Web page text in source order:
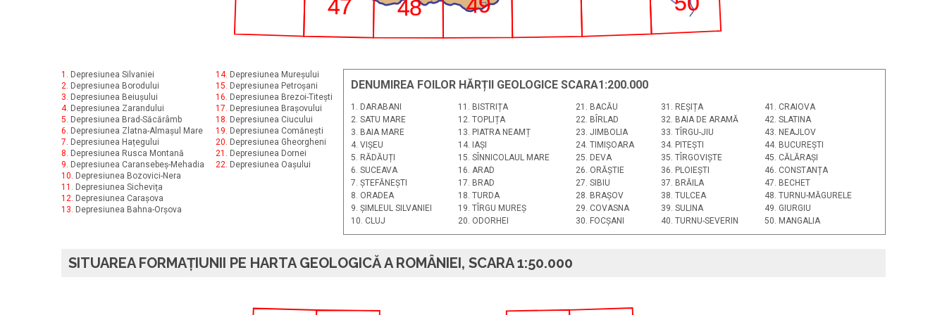
47 48
1.
Depresiunea Silvaniei
2. Depresiunea Borodului
3. Depresiunea Beiușului
4. Depresiunea Zarandului
5. Depresiunea Brad-Săcărâmb
6. Depresiunea Zlatna-Almașul Mare
7. Depresiunea Hațegului
8. Depresiunea Rusca Montană
9. Depresiunea Caransebeș-Mehadia
10. Depresiunea Bozovici-Nera
11.
Depresiunea Sichevița
12. Depresiunea Carașova
13. Depresiunea Bahna-Orșova
14. Depresiunea Mureșului
15. Depresiunea Petroșani
16. Depresiunea Brezoi-Titești
17. Depresiunea Brașovului
18. Depresiunea Ciucului
19. Depresiunea Comănești
20. Depresiunea Gheorgheni
21.
Depresiunea Dornei
22. Depresiunea Oașului
DENUMIREA FOILOR HĂRȚII GEOLOGICE SCARA1:200.000
1. DARABANI
2. SATU MARE
3. BAIA MARE
4. VIȘEU
5. RĂDĂUȚI
6. SUCEAVA
7. ȘTEFĂNEȘTI
8. ORADEA
9. ȘIMLEUL SILVANIEI
10. CLUJ
11. BISTRIȚA
12. TOPLIȚA
13. PIATRA NEAMȚ
14. IAȘI
15. SÎNNICOLAUL MARE
16. ARAD
17. BRAD
18. TURDA
19. TÎRGU MUREȘ
20. ODORHEI
21. BACĂU
22. BÎRLAD
23. JIMBOLIA
24. TIMIȘOARA
25. DEVA
26. ORĂȘTIE
27. SIBIU
28. BRAȘOV
29. COVASNA
30. FOCȘANI
31. REȘIȚA
32. BAIA DE ARAMĂ
33. TÎRGU-JIU
34. PITEȘTI
35. TÎRGOVIȘTE
36. PLOIEȘTI
37. BRĂILA
38. TULCEA
39. SULINA
40. TURNU-SEVERIN
41. CRAIOVA
42. SLATINA
43. NEAJLOV
44. BUCUREȘTI
45. CĂLĂRAȘI
46. CONSTANȚA
47. BECHET
48. TURNU-MĂGURELE
49. GIURGIU
50. MANGALIA
SITUAREA FORMAȚIUNII PE HARTA GEOLOGICĂ A ROMÂNIEI, SCARA 1:50.000